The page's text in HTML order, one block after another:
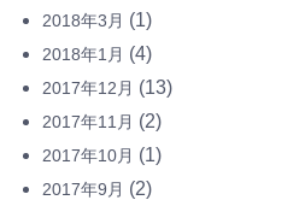
2018年3月 (1)
2018年1月 (4)
2017年12月 (13)
2017年11月 (2)
2017年10月 (1)
2017年9月 (2)